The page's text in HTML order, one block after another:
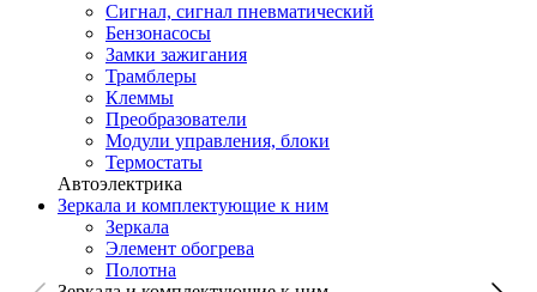
Сигнал, сигнал пневматический
Бензонасосы
Замки зажигания
Трамблеры
Клеммы
Преобразователи
Модули управления, блоки
Термостаты
Автоэлектрика
Зеркала и комплектующие к ним
Зеркала
Элемент обогрева
Полотна